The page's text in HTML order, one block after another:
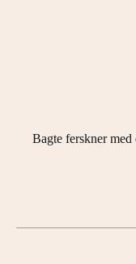
Bagte ferskner